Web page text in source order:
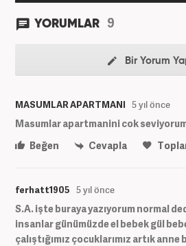
YORUMLAR 9
Bir Yorum
MASUMLAR APARTMANI 5 yıl önce
Masumlar apartmanini cok
Beğen
Cevapla
ferhatt1905 5 yıl önce
S.A. işte buraya yazıyorum normal
insanlar günümüzde el bebek gül
çalıştığımız çocuklarımız artık